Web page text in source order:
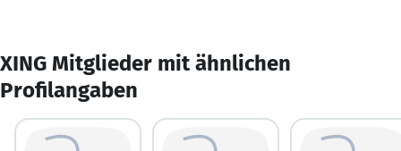
XING Mitglieder mit ähnlichen
Profilangaben